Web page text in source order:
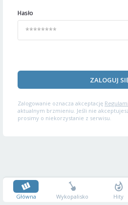
Hasło
ZALOGUJ
Zalogowanie oznacza akceptację
aktualnym brzmieniu. Jeśli nie
prosimy o niekorzystanie z serwisu.
Główna Wykopalisko Hity